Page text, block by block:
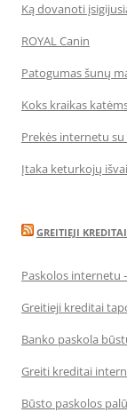
Ką dovanoti
ROYAL Canin
Patogumas šunų
Koks kraikas
Prekės internetu
Įtaka keturkojų
GREITIEJI
Paskolos internetu
Greitieji kreditai
Banko paskola
Greiti kreditai
Būsto paskolos